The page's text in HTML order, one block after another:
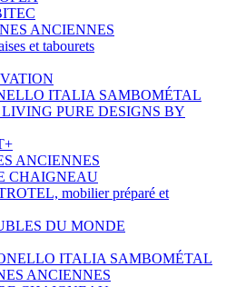
ANCIENNES
et tabourets
ITALIA SAMBOMÉTAL
PURE DESIGNS BY
ANCIENNES
CHAIGNEAU
mobilier préparé et
DU MONDE
ITALIA SAMBOMÉTAL
ANCIENNES